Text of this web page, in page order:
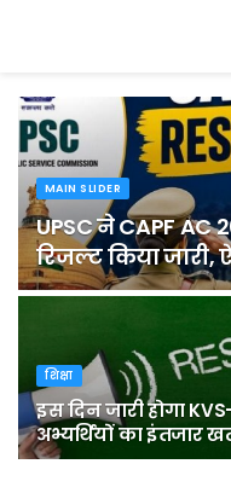
MAIN SLIDER
UPSC ने CAPF
रिजल्ट किया
शिक्षा
इस दिन जारी होगा
अभ्यर्थियों का इंतजार